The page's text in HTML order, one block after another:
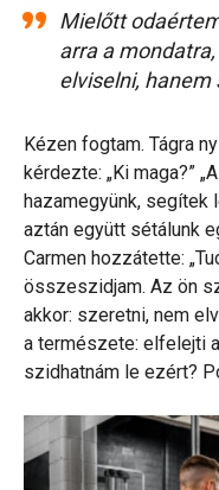
Mielőtt
arra a
elviselni, hanem
Kézen fogtam. Tágra
kérdezte: „Ki maga?”
hazamegyünk, segítek
aztán együtt sétálunk
Carmen hozzátette:
összeszidjam. Az ön
akkor: szeretni, nem
a természete: elfelejti
szidhatnám le ezért?